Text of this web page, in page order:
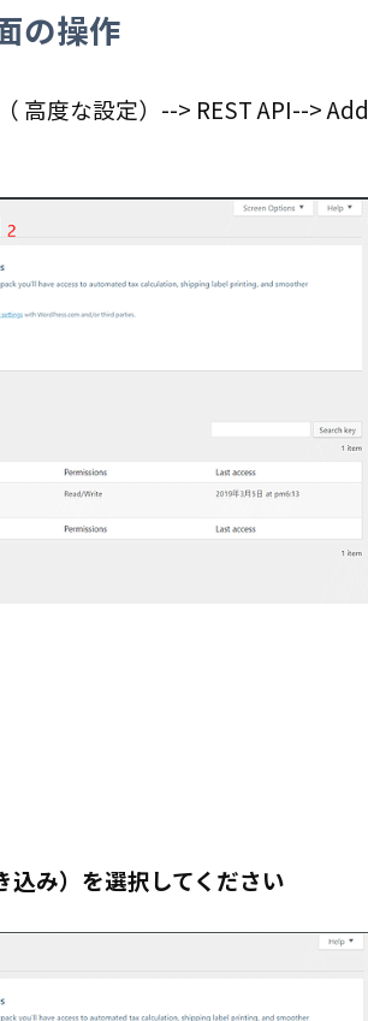
の操作
高度な設定）--> REST API--> Add
み）を選択してください